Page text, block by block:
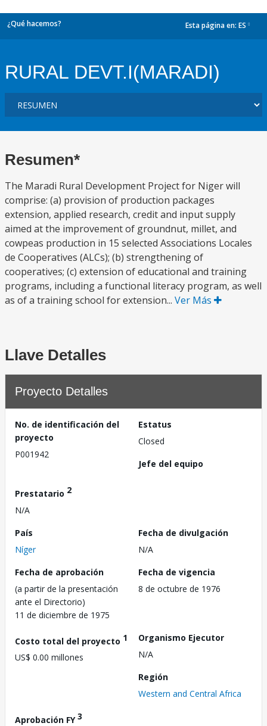
¿Qué hacemos? Esta página en: ES
RURAL DEVT.I(MARADI)
Resumen*
The Maradi Rural Development Project for Niger will
comprise: (a) provision of production packages
extension, applied research, credit and input supply
aimed at the improvement of groundnut, millet, and
cowpeas production in 15 selected Associations Locales
de Cooperatives (ALCs); (b) strengthening of
cooperatives; (c) extension of educational and training
programs, including a functional literacy program, as well
as of a training school for extension... Ver Más
Llave Detalles
Proyecto Detalles
No. de identificación del
proyecto
P001942
Estatus
Closed
Jefe del equipo
Prestatario 2
N/A
País
Níger
Fecha de divulgación
N/A
Fecha de aprobación
(a partir de la presentación
ante el Directorio)
11 de diciembre de 1975
Fecha de vigencia
8 de octubre de 1976
Costo total del proyecto 1
US$ 0.00 millones
Organismo Ejecutor
N/A
Región
Western and Central Africa
Aprobación FY3